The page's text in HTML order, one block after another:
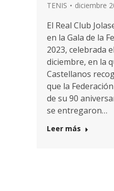
TENIS diciembre
El Real Club
en la Gala de la
2023, celebrada
diciembre, en la
Castellanos
que la
de su 90
se entregaron…
Leer más